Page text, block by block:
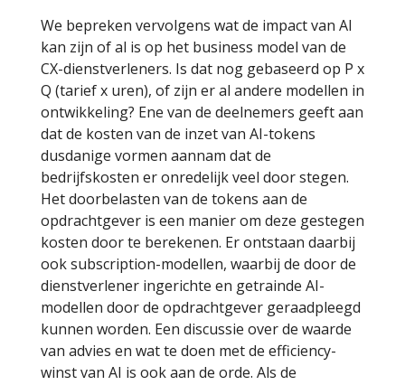
We bepreken vervolgens wat de impact van AI
kan zijn of al is op het business model van de
CX-dienstverleners. Is dat nog gebaseerd op P x
Q (tarief x uren), of zijn er al andere modellen in
ontwikkeling? Ene van de deelnemers geeft aan
dat de kosten van de inzet van AI-tokens
dusdanige vormen aannam dat de
bedrijfskosten er onredelijk veel door stegen.
Het doorbelasten van de tokens aan de
opdrachtgever is een manier om deze gestegen
kosten door te berekenen. Er ontstaan daarbij
ook subscription-modellen, waarbij de door de
dienstverlener ingerichte en getrainde AI-
modellen door de opdrachtgever geraadpleegd
kunnen worden. Een discussie over de waarde
van advies en wat te doen met de efficiency-
winst van AI is ook aan de orde. Als de